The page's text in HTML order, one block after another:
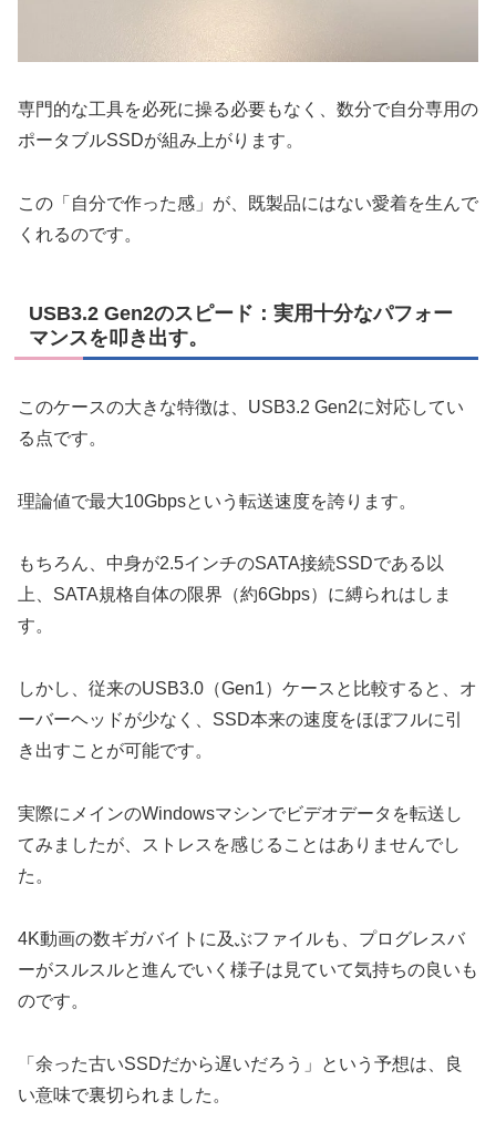
専門的な工具を必死に操る必要もなく、数分で自分専用の
ポータブルSSDが組み上がります。
この「自分で作った感」が、既製品にはない愛着を生んで
くれるのです。
USB3.2 Gen2のスピード：実用十分なパフォー
マンスを叩き出す。
このケースの大きな特徴は、USB3.2 Gen2に対応してい
る点です。
理論値で最大10Gbpsという転送速度を誇ります。
もちろん、中身が2.5インチのSATA接続SSDである以
上、SATA規格自体の限界（約6Gbps）に縛られはしま
す。
しかし、従来のUSB3.0（Gen1）ケースと比較すると、オ
ーバーヘッドが少なく、SSD本来の速度をほぼフルに引
き出すことが可能です。
実際にメインのWindowsマシンでビデオデータを転送し
てみましたが、ストレスを感じることはありませんでし
た。
4K動画の数ギガバイトに及ぶファイルも、プログレスバ
ーがスルスルと進んでいく様子は見ていて気持ちの良いも
のです。
「余った古いSSDだから遅いだろう」という予想は、良
い意味で裏切られました。